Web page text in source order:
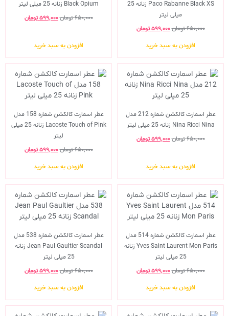
Paco Rabanne Black XS زنانه 25
میلی لیتر
۶۵۰,۰۰۰تومان۵۹۹,۰۰۰ تومان
افزودن به سبد خرید
Black Opium زنانه 25 میلی لیتر
۶۵۰,۰۰۰تومان۵۹۹,۰۰۰ تومان
افزودن به سبد خرید
عطر اسمارت کالکشن شماره 212 مدل
Nina Ricci Nina زنانه 25 میلی لیتر
۶۵۰,۰۰۰تومان۵۹۹,۰۰۰ تومان
افزودن به سبد خرید
عطر اسمارت کالکشن شماره 158 مدل
Lacoste Touch of Pink زنانه 25 میلی
لیتر
۶۵۰,۰۰۰تومان۵۹۹,۰۰۰ تومان
افزودن به سبد خرید
عطر اسمارت کالکشن شماره 514 مدل
Yves Saint Laurent Mon Paris زنانه
25 میلی لیتر
۶۵۰,۰۰۰تومان۵۹۹,۰۰۰ تومان
افزودن به سبد خرید
عطر اسمارت کالکشن شماره 538 مدل
Jean Paul Gaultier Scandal زنانه
25 میلی لیتر
۶۵۰,۰۰۰تومان۵۹۹,۰۰۰ تومان
افزودن به سبد خرید